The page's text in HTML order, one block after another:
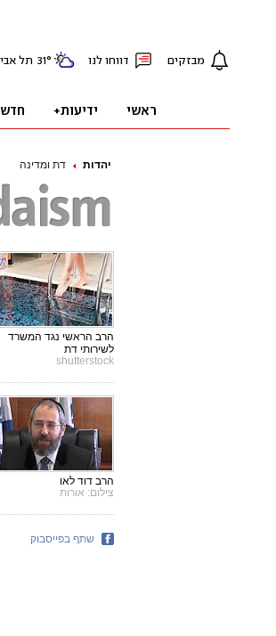
יהדות דת ומדינה
הרב הראשי נגד המשרד
לשירותי דת
shutterstock
הרב דוד לאו
צילום: אורות
שתף בפייסבוק